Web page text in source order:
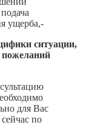
ущерба,-
ситуации,
пожеланий
для Вас
по